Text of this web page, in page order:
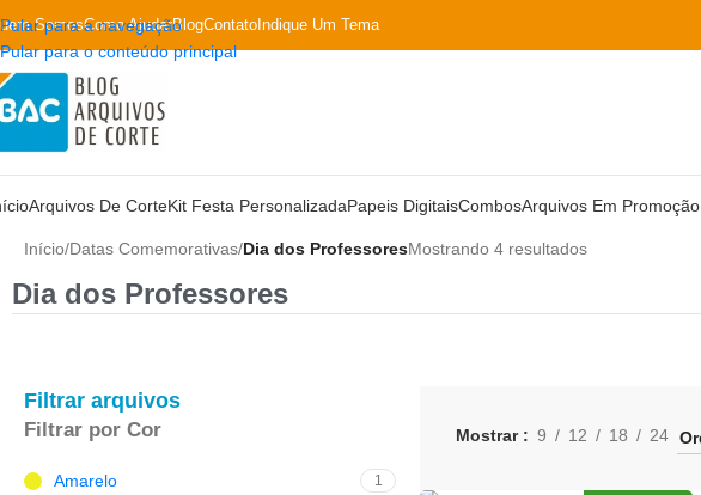
Pular para a navegação
Pular para o conteúdo principal
SomosComo AjudarBlogContato Indique Um Tema
Arquivos De CorteKit Festa PersonalizadaPapeis DigitaisCombosArquivos Em Promoção
Início/Datas Comemorativas/Dia dos ProfessoresMostrando 4 resultados
Dia dos Professores
Filtrar arquivos
Filtrar por Cor
Amarelo 1
Mostrar 9 12 18 24